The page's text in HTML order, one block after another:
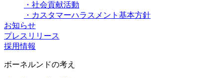
・社会貢献活動
・カスタマーハラスメント基本方針
お知らせ
プレスリリース
採用情報
ボーネルンドの考え